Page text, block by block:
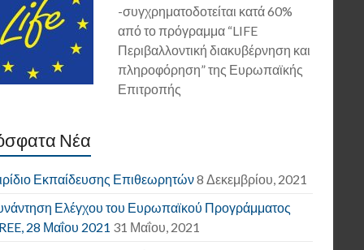
-συγχρηματοδοτείται κατά 60%
από το πρόγραμμα “LIFE
Περιβαλλοντική διακυβέρνηση και
πληροφόρηση” της Ευρωπαϊκής
Επιτροπής
Νέα
Εκπαίδευσης Επιθεωρητών8 Δεκεμβρίου, 2021
Ελέγχου του Ευρωπαϊκού Προγράμματος
28 Μαΐου 2021 31 Μαΐου, 2021